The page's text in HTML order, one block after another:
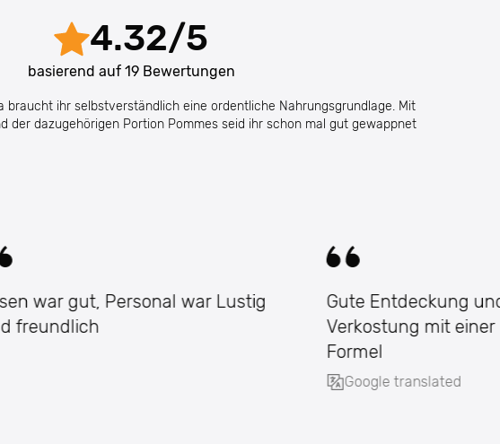
4.32/5
basierend auf 19Bewertungen
braucht ihr selbstverständlich eine ordentliche Nahrungsgrundlage. Mit
der dazugehörigen Portion Pommes seid ihr schon mal gut gewappnet
war gut, Personal war Lustig
freundlich
Gute Entdeckung
Verkostung mit
Formel
Google translated